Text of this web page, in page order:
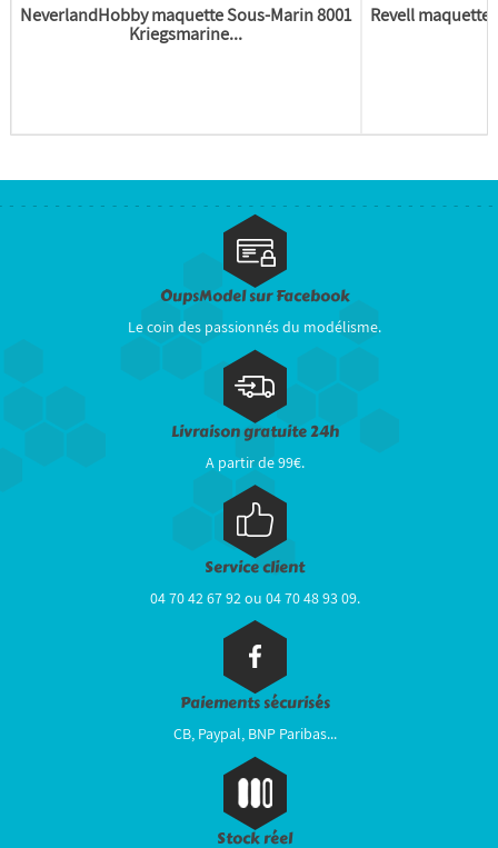
NeverlandHobby maquette Sous-Marin 8001
Kriegsmarine...
Revell maquette
OupsModel sur Facebook
Le coin des passionnés du modélisme.
Livraison gratuite 24h
A partir de 99€.
Service client
04 70 42 67 92 ou 04 70 48 93 09.
Paiements sécurisés
CB, Paypal, BNP Paribas...
Stock réel